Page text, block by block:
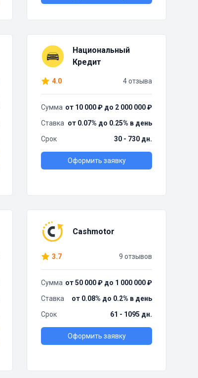
Национальный
Кредит
4.0 4 отзыва
Сумма от 10 000 ₽ до 2 000 000 ₽
Ставка от 0.07% до 0.25% в день
Срок
30 - 730 дн.
Оформить заявку
Cashmotor
3.7 9 отзывов
Сумма от 50 000 ₽ до 1 000 000 ₽
Ставка
от 0.08% до 0.2% в день
Срок
61 - 1095 дн.
Оформить заявку